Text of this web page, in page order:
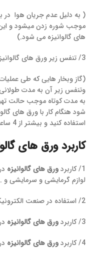
( به دلیل عدم جریان هوا در
موجب شوره زدن میشود و
های گالوانیزه می شود.)
3/ تنفس زیر ورق های گالوانیزه خطرآفرین است
(گاز وبخار هایی که طی
وتنفس زیر آن به مدت
به مدت کوتاه موجب حالت
شود هنگام کار با ورق های
استفاده کنید و بیشتر از 4 ساعت با این محصول کار نکنید.)
کاربرد ورق های
1/ کاربرد ورق های گالوانیزه
لوازم گرمایشی و سرمایشی و
2/ استفاده در صنعت الکترونیک جهت تولید قطعات پوششی
3/ کاربرد
ورق های گالوانیزه
4/ کاربرد
ورق های گالوانیزه